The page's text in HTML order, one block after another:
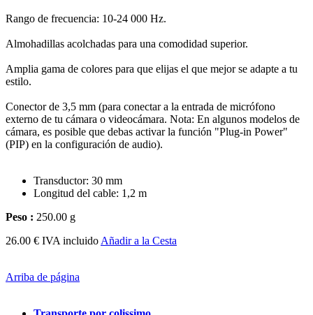
Rango de frecuencia: 10-24 000 Hz.
Almohadillas acolchadas para una comodidad superior.
Amplia gama de colores para que elijas el que mejor se adapte a tu
estilo.
Conector de 3,5 mm (para conectar a la entrada de micrófono
externo de tu cámara o videocámara. Nota: En algunos modelos de
cámara, es posible que debas activar la función "Plug-in Power"
(PIP) en la configuración de audio).
Transductor: 30 mm
Longitud del cable: 1,2 m
Peso : 250.00 g
26.00 € IVA incluido Añadir a la Cesta
Arriba de página